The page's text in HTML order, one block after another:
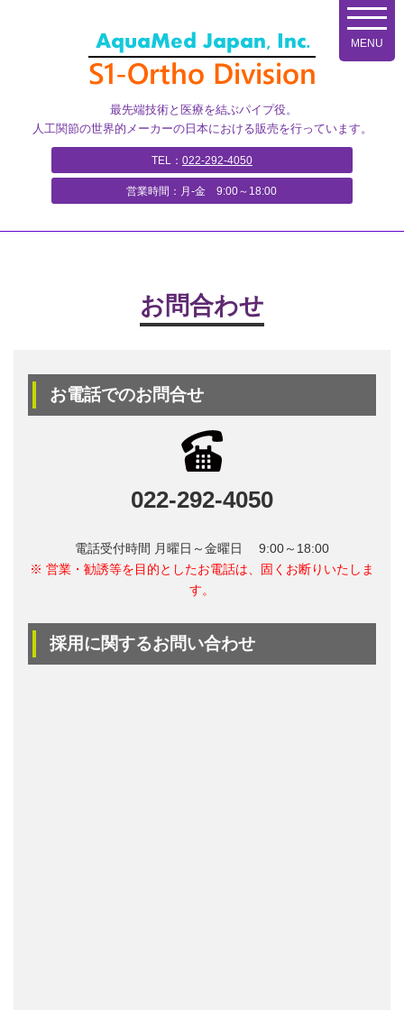
最先端技術と医療を結ぶパイプ役。
人工関節の世界的メーカーの日本における販売を行っています。
TEL： 022-292-4050
営業時間：月-金 9:00～18:00
お問合わせ
お電話でのお問合せ
022-292-4050
電話受付時間 月曜日～金曜日 9:00～18:00
※ 営業・勧誘等を目的としたお電話は、固くお断りいたしま
す。
採用に関するお問い合わせ